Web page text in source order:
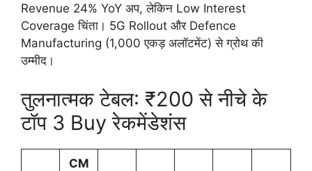
Revenue 24% YoY अप, लेकिन Low Interest
Coverage चिंता। 5G Rollout और Defence
Manufacturing (1,000 एकड़ अलॉटमेंट) से ग्रोथ की
उम्मीद।
तुलनात्मक टेबल: ₹200 से नीचे के
टॉप 3 Buy रेकमेंडेशंस
CM